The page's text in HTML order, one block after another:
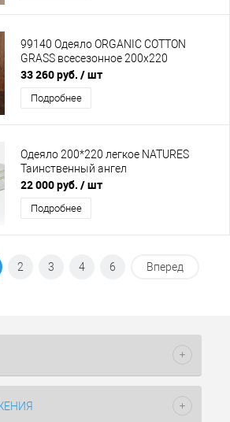
99140 Одеяло ORGANIC СOTTON
GRASS всесезонное 200х220
33 260 руб. / шт
Подробнее
Одеяло 200*220 легкое NATURES
Таинственный ангел
22 000 руб. / шт
Подробнее
2 3 4 6 Вперед